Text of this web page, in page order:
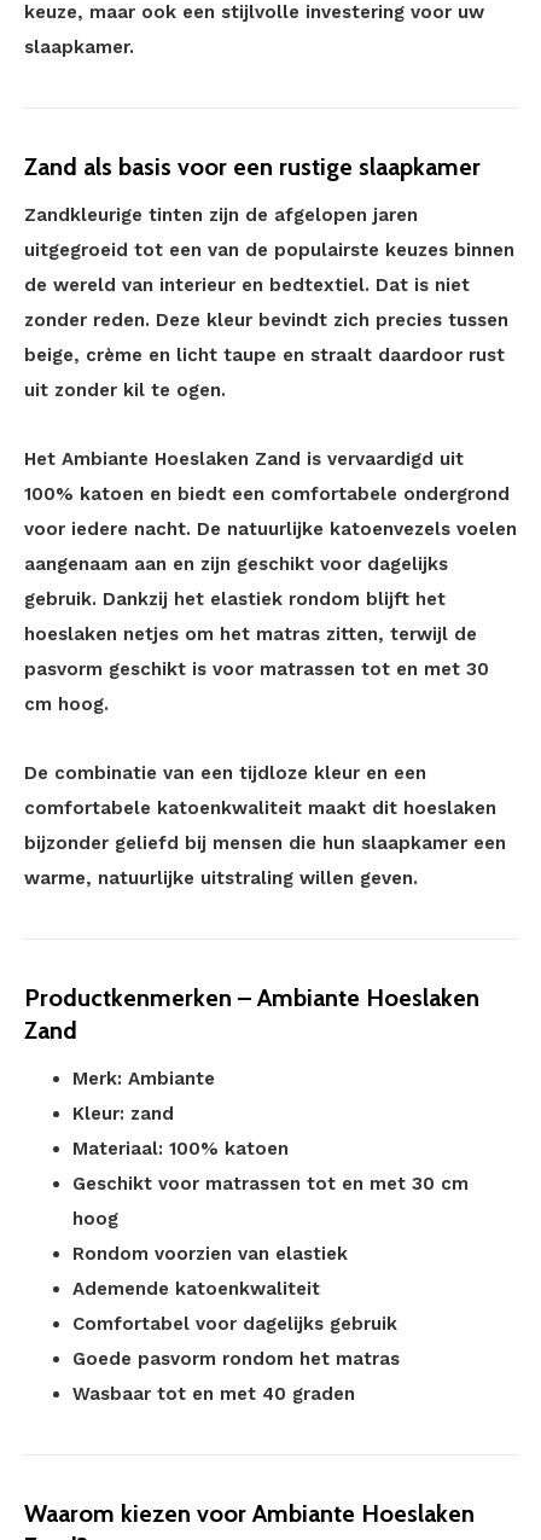
keuze, maar ook een stijlvolle investering voor uw
slaapkamer.
Zand als basis voor een rustige slaapkamer
Zandkleurige tinten zijn de afgelopen jaren
uitgegroeid tot een van de populairste keuzes binnen
de wereld van interieur en bedtextiel. Dat is niet
zonder reden. Deze kleur bevindt zich precies tussen
beige, crème en licht taupe en straalt daardoor rust
uit zonder kil te ogen.
Het Ambiante Hoeslaken Zand is vervaardigd uit
100% katoen en biedt een comfortabele ondergrond
voor iedere nacht. De natuurlijke katoenvezels voelen
aangenaam aan en zijn geschikt voor dagelijks
gebruik. Dankzij het elastiek rondom blijft het
hoeslaken netjes om het matras zitten, terwijl de
pasvorm geschikt is voor matrassen tot en met 30
cm hoog.
De combinatie van een tijdloze kleur en een
comfortabele katoenkwaliteit maakt dit hoeslaken
bijzonder geliefd bij mensen die hun slaapkamer een
warme, natuurlijke uitstraling willen geven.
Productkenmerken – Ambiante Hoeslaken
Zand
Merk: Ambiante
Kleur: zand
Materiaal: 100% katoen
Geschikt voor matrassen tot en met 30 cm
hoog
Rondom voorzien van elastiek
Ademende katoenkwaliteit
Comfortabel voor dagelijks gebruik
Goede pasvorm rondom het matras
Wasbaar tot en met 40 graden
Waarom kiezen voor Ambiante Hoeslaken